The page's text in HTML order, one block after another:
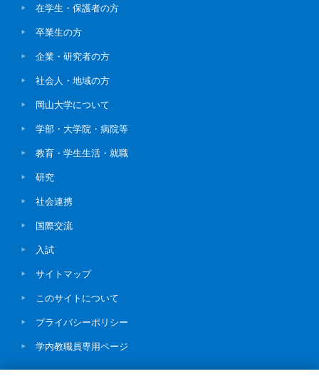
在学生・保護者の方
卒業生の方
企業・研究者の方
社会人・地域の方
岡山大学について
学部・大学院・病院等
教育・学生生活・就職
研究
社会連携
国際交流
入試
サイトマップ
このサイトについて
プライバシーポリシー
学内教職員専用ページ